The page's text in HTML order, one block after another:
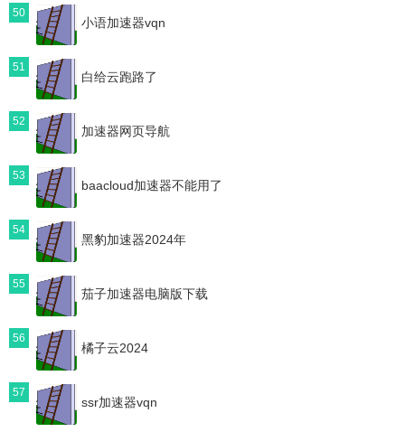
50
小语加速器vqn
51
白给云跑路了
52
加速器网页导航
53
baacloud加速器不能用了
54
黑豹加速器2024年
55
茄子加速器电脑版下载
56
橘子云2024
57
ssr加速器vqn